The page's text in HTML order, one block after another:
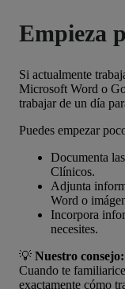
Empieza
Si actualmente
Microsoft Word o
trabajar de un día
Puedes empezar
Documenta
Clínicos.
Adjunta
Word o
Incorpora
necesites.
💡 Nuestro consejo:
Cuando te
exactamente cómo